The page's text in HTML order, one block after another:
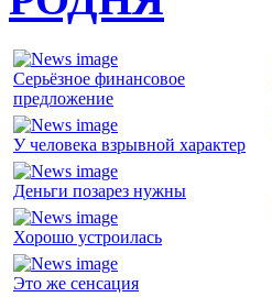
Серьёзное финансовое
предложение
У человека взрывной характер
Деньги позарез нужны
Хорошо устроилась
Это же сенсация